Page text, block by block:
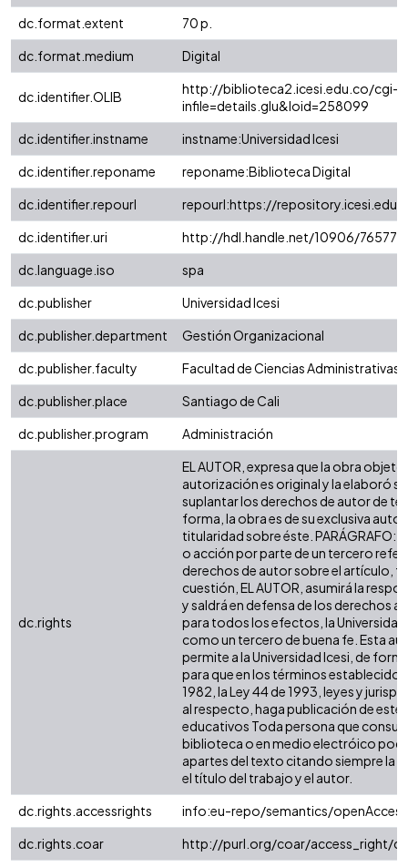
dc.format.extent
70 p.
dc.format.medium
Digital
dc.identifier.OLIB
http://biblioteca2.icesi.edu.co/cgi-
infile=details.glu&loid=258099
dc.identifier.instname
instname:Universidad Icesi
dc.identifier.reponame
reponame:Biblioteca Digital
dc.identifier.repourl
repourl:https://
dc.identifier.uri
http://hdl.handle.net/10906/76577
dc.language.iso
spa
dc.publisher
Universidad Icesi
dc.publisher.department
Gestión Organizacional
dc.publisher.faculty
Facultad de Ciencias Administrativas
dc.publisher.place
Santiago de Cali
dc.publisher.program
Administración
dc.rights
EL AUTOR, expresa que la obra
autorización es original y la elaboró
suplantar los derechos de autor de
forma, la obra es de su exclusiva
titularidad sobre éste. PARÁGRAFO:
o acción por parte de un tercero
derechos de autor sobre el artículo,
cuestión, EL AUTOR, asumirá la
y saldrá en defensa de los derechos
para todos los efectos, la Universidad
como un tercero de buena fe. Esta
permite a la Universidad Icesi, de
para que en los términos establecidos
1982, la Ley 44 de 1993, leyes y
al respecto, haga publicación de este
educativos Toda persona que
biblioteca o en medio electróico
apartes del texto citando siempre la
el título del trabajo y el autor.
dc.rights.accessrights
info:eu-repo/semantics/openAccess
dc.rights.coar
http://purl.org/coar/access_right/